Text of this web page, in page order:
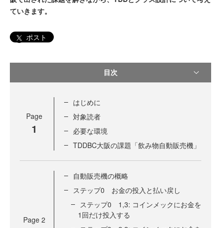
ていきます。
ポスト
目次
Page
1
はじめに
対象読者
必要な環境
TDDBC大阪の課題「飲み物自動販売機」
Page 2
自動販売機の概略
ステップ0 お金の投入と払い戻し
ステップ0 1,3: コインメックにお金を
1回だけ投入する